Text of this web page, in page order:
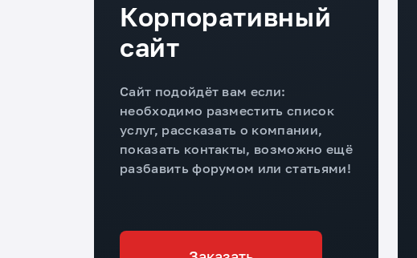
Корпоративный
сайт
Сайт подойдёт вам если:
необходимо разместить список
услуг, рассказать о компании,
показать контакты, возможно ещё
разбавить форумом или статьями!